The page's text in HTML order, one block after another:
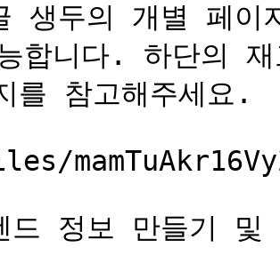
생두의 개별 페이
합니다. 하단의
를 참고해주세요.
드 정보 만들기 및